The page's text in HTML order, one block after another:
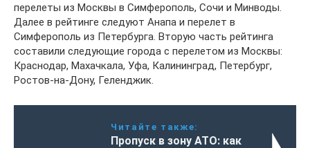
перелеты из Москвы в Симферополь, Сочи и Минводы.
Далее в рейтинге следуют Анапа и перелет в
Симферополь из Петербурга. Вторую часть рейтинга
составили следующие города с перелетом из Москвы:
Краснодар, Махачкала, Уфа, Калининград, Петербург,
Ростов-на-Дону, Геленджик.
Читайте также:
Пропуск в зону АТО: как